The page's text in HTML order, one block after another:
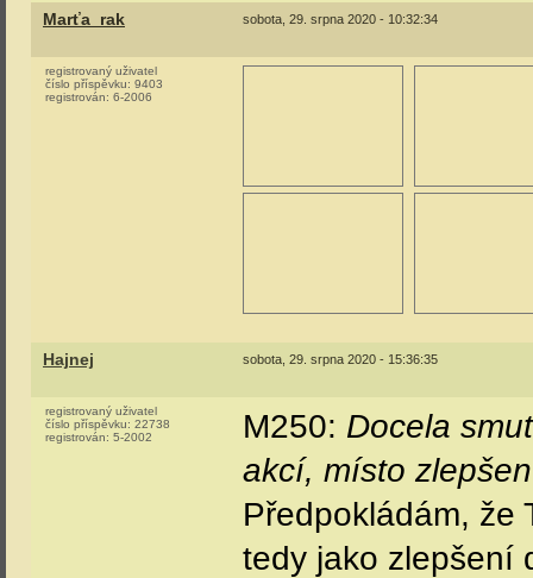
Marťa_rak sobota, 29. srpna 2020 - 10:32:34
registrovaný uživatel
číslo příspěvku: 9403
registrován: 6-2006
Hajnej sobota, 29. srpna 2020 - 15:36:35
registrovaný uživatel
číslo příspěvku: 22738
registrován: 5-2002 M250: Docela
akcí, místo
Předpokládám, že
tedy jako zlepšení